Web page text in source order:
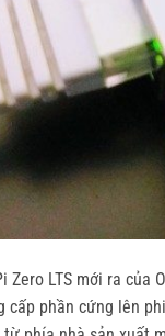
Zero LTS mới ra
cấp phần cứng lên